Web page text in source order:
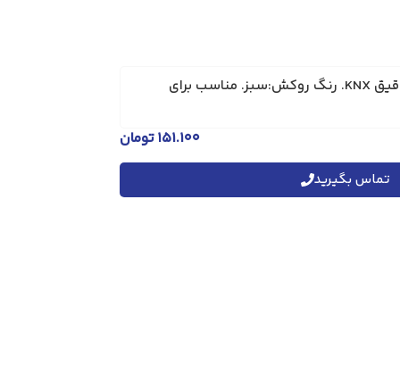
برند:سیمیا. نوع کابل: ابزار دقیق KNX. رنگ روکش:سبز. مناسب برای
۱۵۱.۱۰۰تومان
تماس بگیرید